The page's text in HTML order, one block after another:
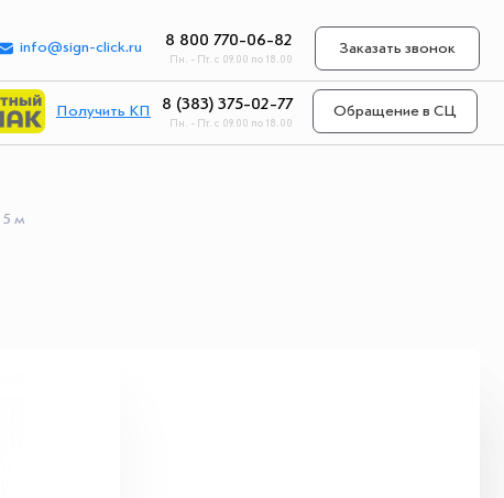
info@sign-click.ru 8 800 770-06-82
Пн. - Пт. с 09.00 по 18.00
Заказать звонок
Получить КП 8 (383) 375-02-77
Пн. - Пт. с 09.00 по 18.00
Обращение в СЦ
5 м